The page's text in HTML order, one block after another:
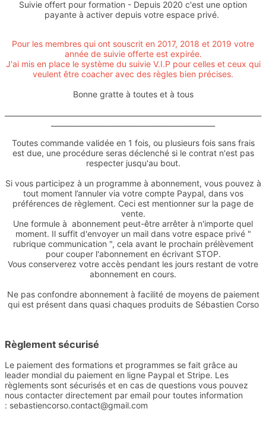
Suivie offert pour formation - Depuis 2020 c'est une option
payante à activer depuis votre espace privé.
Pour les membres qui ont souscrit en 2017, 2018 et 2019 votre
année de suivie offerte est expirée.
J'ai mis en place le système du suivie V.I.P pour celles et ceux qui
veulent être coacher avec des règles bien précises.
Bonne gratte à toutes et à tous
Toutes commande validée en 1 fois, ou plusieurs fois sans frais
est due, une procédure seras déclenché si le contrat n'est pas
respecter jusqu'au bout.
Si vous participez à un programme à abonnement, vous pouvez à
tout moment l’annuler via votre compte Paypal, dans vos
préférences de règlement. Ceci est mentionner sur la page de
vente.
Une formule à abonnement peut-être arrêter à n'importe quel
moment. Il suffit d'envoyer un mail dans votre espace privé "
rubrique communication ", cela avant le prochain prélèvement
pour couper l'abonnement en écrivant STOP.
Vous conserverez votre accès pendant les jours restant de votre
abonnement en cours.
Ne pas confondre abonnement à facilité de moyens de paiement
qui est présent dans quasi chaques produits de Sébastien Corso
Règlement sécurisé
Le paiement des formations et programmes se fait grâce au
leader mondial du paiement en ligne Paypal et Stripe. Les
règlements sont sécurisés et en cas de questions vous pouvez
nous contacter directement par email pour toutes information
: sebastiencorso.contact@gmail.com